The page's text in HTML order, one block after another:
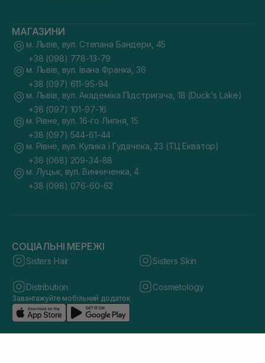
МАГАЗИНИ
м. Львів, вул. Степана Бандери, 45
+38 (098) 778-13-79
м. Львів, вул. Івана Франка, 36
+38 (097) 611-95-94
м. Львів, вул. Академіка Підстригача, 1В (Duck's Lake)
+38 (097) 101-97-16
м. Рівне, вул. 16-го Липня, 15
+38 (097) 544-61-44
м. Рівне, вул. Кулика і Гудачека, 23 (ТЦ Екватор)
+38 (068) 209-34-88
м. Луцьк, вул. Винниченка, 4
+38 (098) 076-60-62
СОЦІАЛЬНІ МЕРЕЖІ
Sisters Hair Sisters Skin
Distribution Cosmetology
Завантажуйте мобільний додаток